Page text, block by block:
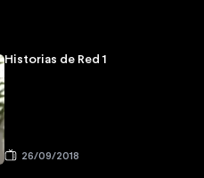
Historias de Red 1
26/09/2018